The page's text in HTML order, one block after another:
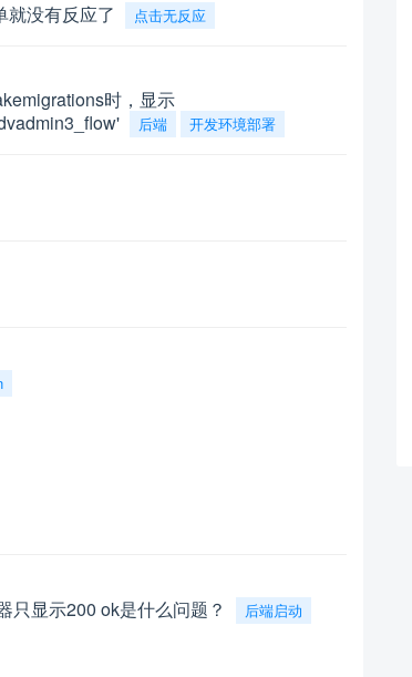
就没有反应了 点击无反应
时，显示
后端 开发环境部署
只显示200 ok是什么问题？ 后端启动